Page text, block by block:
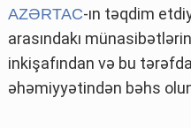
AZƏRTAC-ın təqdim
arasındakı
inkişafından və bu
əhəmiyyətindən bəhs